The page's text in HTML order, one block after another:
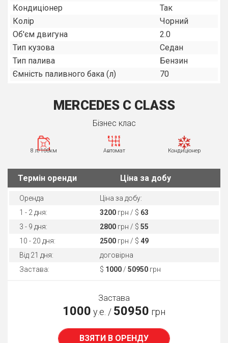
Кондиціонер
Так
Колір
Чорний
Об'єм двигуна
2.0
Тип кузова
Седан
Тип палива
Бензин
Ємність паливного бака (л)
70
MERCEDES C CLASS
Бiзнес клас
8 л/100км Автомат Кондиціонер
Термін оренди Ціна за добу
Оренда
Ціна за добу:
1 - 2 дня:
3200 грн / $ 63
3 - 9 дня:
2800 грн / $ 55
10 - 20 дня:
2500 грн / $ 49
Від 21 дня:
договірна
Застава:
$ 1000 / 50950 грн
Застава
1000 у.е. / 50950 грн
ВЗЯТИ В ОРЕНДУ